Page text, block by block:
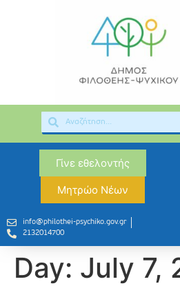
Γίνε εθελοντής
Μητρώο Νέων
info@philothei-psychiko.gov.gr
2132014700
Day: July 7,